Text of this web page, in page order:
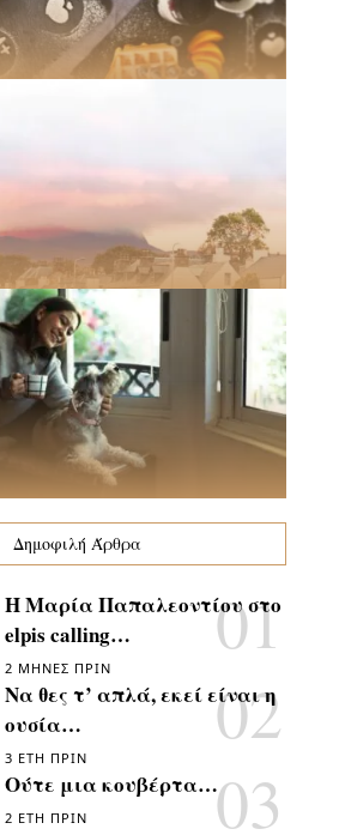
Δημοφιλή Άρθρα
Η Μαρία Παπαλεοντίου στο
elpis calling…
2 ΜΉΝΕΣ ΠΡΙΝ
Να θες τ’ απλά, εκεί είναι η
ουσία…
3 ΈΤΗ ΠΡΙΝ
Ούτε μια κουβέρτα…
2 ΈΤΗ ΠΡΙΝ